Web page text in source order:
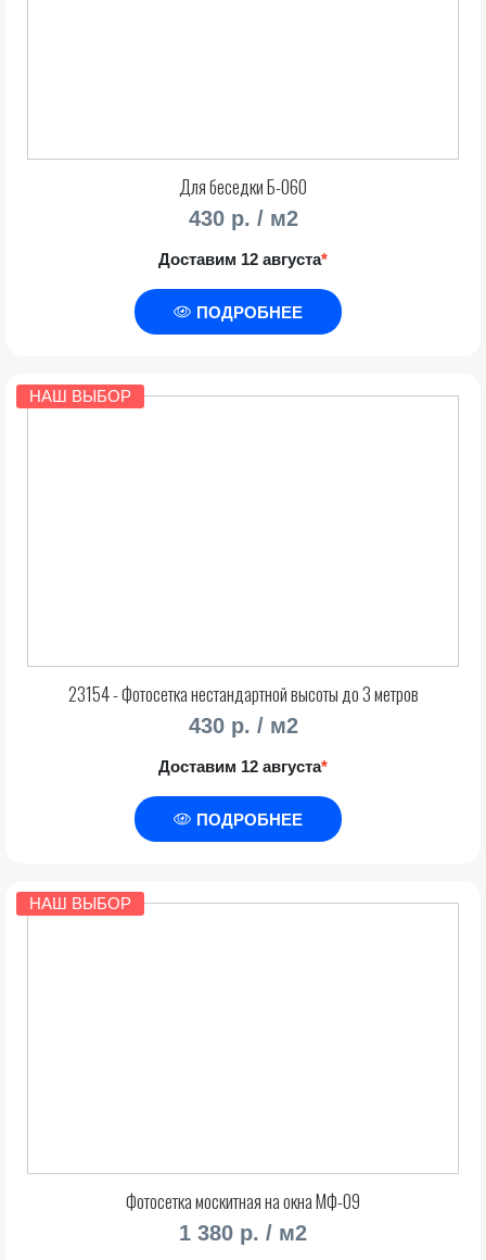
Для беседки Б-060
430 р. / м2
Доставим 12 августа*
ПОДРОБНЕЕ
НАШ ВЫБОР
23154 - Фотосетка нестандартной высоты до 3 метров
430 р. / м2
Доставим 12 августа*
ПОДРОБНЕЕ
НАШ ВЫБОР
Фотосетка москитная на окна МФ-09
1 380 р. / м2